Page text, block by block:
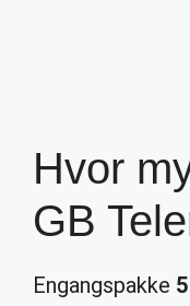
Hvor
GB
Engangspakke